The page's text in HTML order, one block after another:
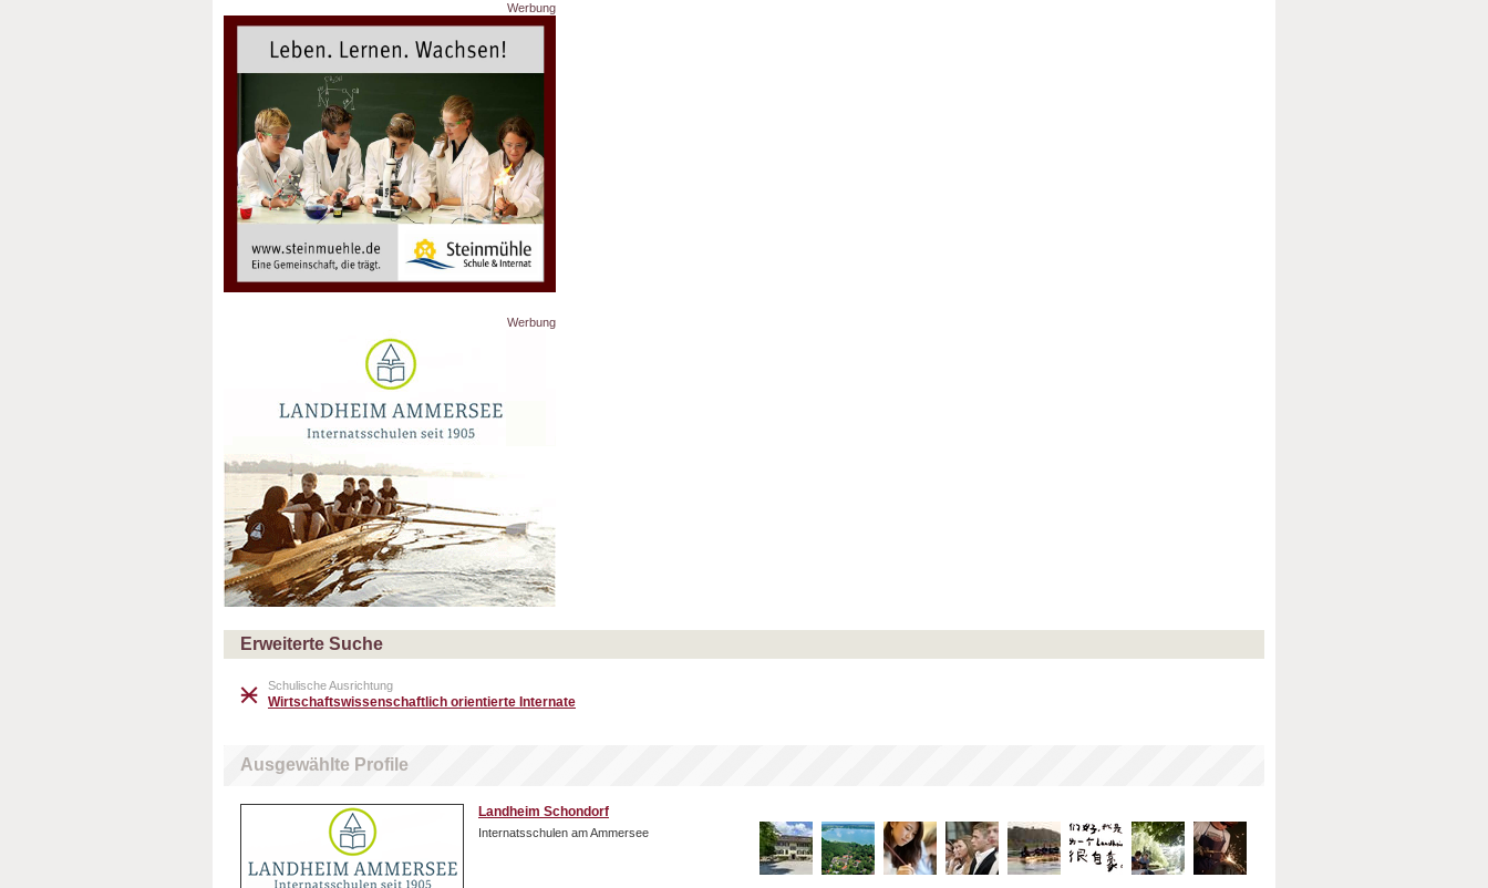
Werbung
Werbung
Erweiterte Suche
Schulische Ausrichtung
Wirtschaftswissenschaftlich orientierte Internate
Ausgewählte Profile
Landheim Schondorf
Internatsschulen am Ammersee